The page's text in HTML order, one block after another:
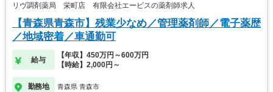
リヴ調剤薬局 栄町店 有限会社エービスの薬剤師求人
【青森県青森市】残業少なめ／管理薬剤師／電子薬歴
／地域密着／車通勤可
給与
【年収】450万円～600万円
【時給】2,000円～
勤務地 青森県 青森市